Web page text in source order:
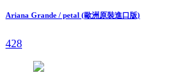
Ariana Grande / petal (歐洲原裝進口版)
428